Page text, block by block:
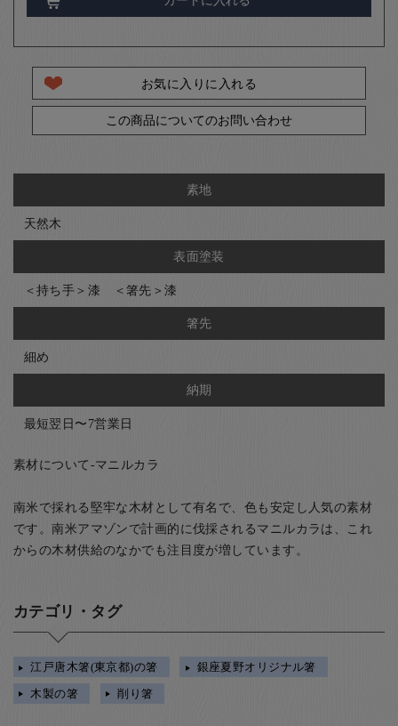
お気に入りに入れる
この商品についてのお問い合わせ
素地
天然木
表面塗装
＜持ち手＞漆 ＜箸先＞漆
箸先
細め
納期
最短翌日〜7営業日
素材について-マニルカラ
南米で採れる堅牢な木材として有名で、色も安定し人気の素材
です。南米アマゾンで計画的に伐採されるマニルカラは、これ
からの木材供給のなかでも注目度が増しています。
カテゴリ・タグ
江戸唐木箸(東京都)の箸
銀座夏野オリジナル箸
木製の箸
削り箸